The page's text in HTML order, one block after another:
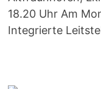
18.20 Uhr Am
Integrierte